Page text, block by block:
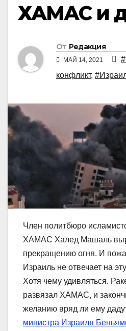
ХАМАС и
От Редакция
МАЙ 14, 2021
конфликт,
Член политбюро
ХАМАС Халед Машаль
прекращению огня. И
Израиль не отвечает на
Хотя чему удивляться.
развязал ХАМАС, и
желанию вряд ли ему
министра Израиля